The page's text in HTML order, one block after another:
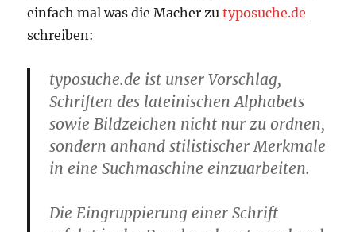
einfach mal was die Macher zutyposuche.de
schreiben:
typosuche.de ist unser Vorschlag,
Schriften des lateinischen Alphabets
sowie Bildzeichen nicht nur zu ordnen,
sondern anhand stilistischer Merkmale
in eine Suchmaschine einzuarbeiten.
Die Eingruppierung einer Schrift